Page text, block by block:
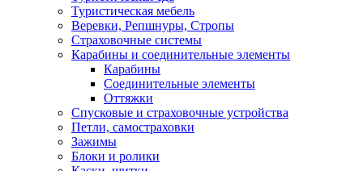
Туристическая мебель
Веревки, Репшнуры, Стропы
Страховочные системы
Карабины и соединительные элементы
Карабины
Соединительные элементы
Оттяжки
Спусковые и страховочные устройства
Петли, самостраховки
Зажимы
Блоки и ролики